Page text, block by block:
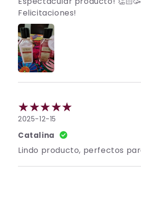
Felicitaciones!
2025-12-15
Catalina
Lindo producto, perfectos